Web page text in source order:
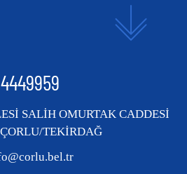
4449959
SALİH OMURTAK CADDESİ
TEKİRDAĞ